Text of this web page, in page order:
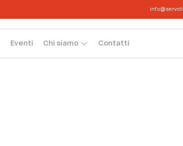
Eventi Chi siamo Contatti